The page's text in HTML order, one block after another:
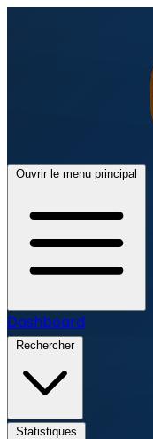
Ouvrir le menu principal
Dashboard
Rechercher
Statistiques